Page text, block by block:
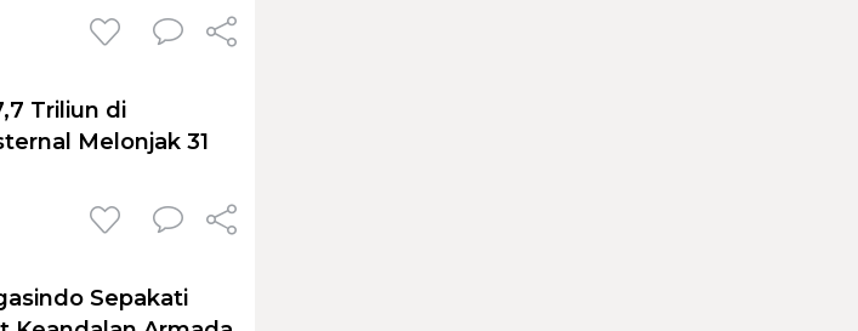
Triliun di
Melonjak 31
Sepakati